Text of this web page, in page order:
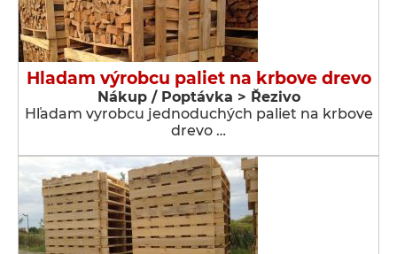
Hladam výrobcu paliet na krbove drevo
Nákup / Poptávka > Řezivo
Hľadam vyrobcu jednoduchých paliet na krbove
drevo …